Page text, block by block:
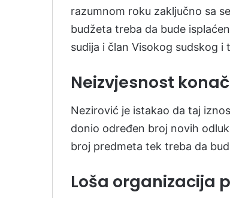
razumnom roku zaključno sa
budžeta treba da bude
sudija i član Visokog sudskog
Neizvjesnost
Nezirović je istakao da taj
donio određen broj novih
broj predmeta tek treba da
Loša organizacija